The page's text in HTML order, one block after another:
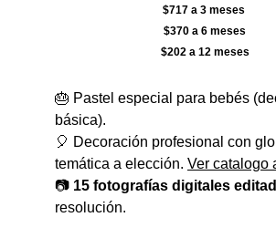
🎂 Pastel especial para bebés
básica).
🎈 Decoración profesional con
temática a elección. Ver catalogo
📷 15 fotografías digitales
resolución.
$717 a 3 meses
$370 a 6 meses
$202 a 12 meses